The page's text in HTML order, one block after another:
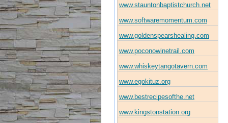
www.stauntonbaptistchurch.net
www.softwaremomentum.com
www.goldenspearshealing.com
www.poconowinetrail.com
www.whiskeytangotavern.com
www.egokituz.org
www.bestrecipesofthe.net
www.kingstonstation.org